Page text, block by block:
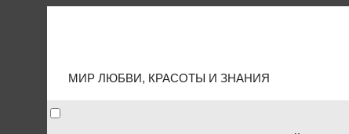
МИР ЛЮБВИ, КРАСОТЫ И ЗНАНИЯ